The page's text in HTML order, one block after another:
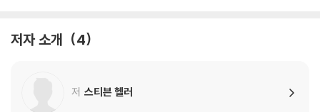
저자 소개 4
저 스티븐 헬러